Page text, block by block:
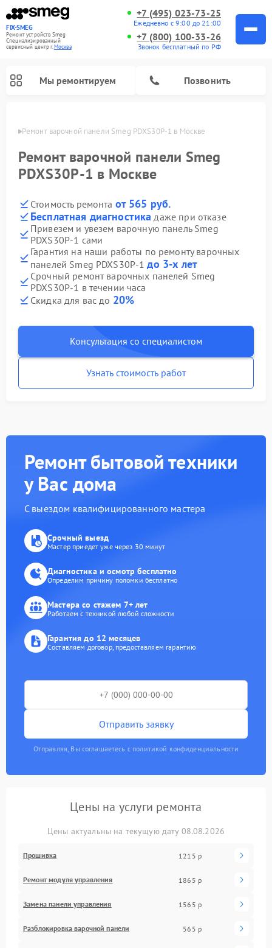
FIX-SMEG
Ремонт устройств Smeg
Специализированный
cервисный центр г.Москва
+7 (495) 023-73-25
Ежедневно с 9:00 до 21:00
+7 (800) 100-33-26
Звонок бесплатный по РФ
Мы ремонтируем Позвонить
Ремонт варочной панели Smeg PDXS30P-1 в Москве
Ремонт варочной панели Smeg
PDXS30P-1 в Москве
Стоимость ремонта от 565 руб.
Бесплатная диагностика даже при отказе
Привезем и увезем варочную панель Smeg
PDXS30P-1 сами
Гарантия на наши работы по ремонту варочных
панелей Smeg PDXS30P-1до 3-х лет
Срочный ремонт варочных панелей Smeg
PDXS30P-1 в течении часа
Скидка для вас до 20%
Консультация со специалистом
Узнать стоимость работ
Ремонт бытовой техники
у Вас дома
С выездом квалифицированного мастера
Срочный выезд
Мастер приедет уже через 30 минут
Диагностика и осмотр бесплатно
Определим причину поломки бесплатно
Мастера со стажем 7+ лет
Работаем с техникой любой сложности
Гарантия до 12 месяцев
Составляем договор, предоставляем гарантию
Отправить заявку
Отправляя, Вы соглашаетесь с политикой конфиденциальности
Цены на услуги ремонта
Цены актуальны на текущую дату 08.08.2026
Прошивка 1215 р
Ремонт модуля управления 1865 р
Замена панели управления 1565 р
Разблокировка варочной панели 565 р